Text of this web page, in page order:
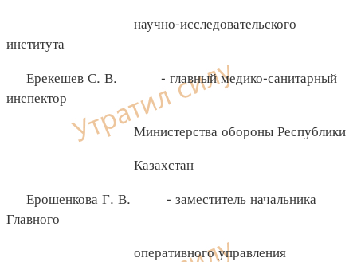
научно-исследовательского
института
Ерекешев С. В. - главный медико-санитарный
инспектор
Министерства обороны Республики
Казахстан
Ерошенкова Г. В. - заместитель начальника
Главного
оперативного управления